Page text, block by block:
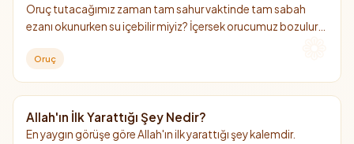
Oruç tutacağımız zaman tam sahur vaktinde tam sabah
ezanı okunurken su içebilir miyiz? İçersek orucumuz bozulur
Oruç
Allah'ın İlk Yarattığı Şey Nedir?
En yaygın görüşe göre Allah'ın ilk yarattığı şey kalemdir.